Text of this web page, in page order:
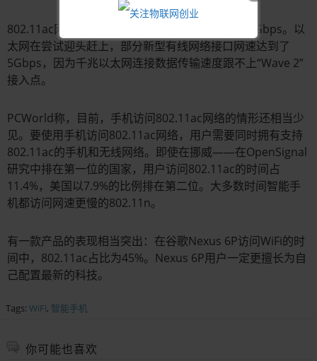
802.11ac网速越来越高，“Wave 2”网速可以达到7Gbps。以
太网在尝试迎头赶上，部分新型有线网络接口网速达到了
5Gbps，因为千兆以太网连接数据传输速度跟不上“Wave 2”
接入点。
PCWorld称，目前，手机访问802.11ac网络的情形还相当少
见。要使用手机访问802.11ac网络，用户需要同时拥有支持
802.11ac的手机和无线网络。即使在挪威——在OpenSignal
研究中排在第一位的国家，用户访问802.11ac的时间占
11.4%，美国以7.9%的比例排在第二位。大多数时间智能手
机都访问网速更慢的802.11n。
有一款产品的表现相当突出：在谷歌Nexus 6P访问WiFi的时
间中，802.11ac占比为45%。Nexus 6P用户一定更擅长为自
己配置最新的科技。
Tags: WiFi, 智能手机
你可能也喜欢